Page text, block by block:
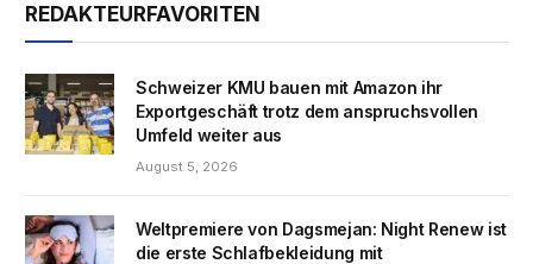
REDAKTEURFAVORITEN
Schweizer KMU bauen mit Amazon ihr
Exportgeschäft trotz dem anspruchsvollen
Umfeld weiter aus
August 5, 2026
Weltpremiere von Dagsmejan: Night Renew ist
die erste Schlafbekleidung mit